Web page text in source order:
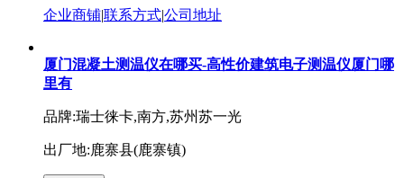
企业商铺|联系方式|公司地址
厦门混凝土测温仪在哪买-高性价建筑电子测温仪厦门哪
里有
品牌:瑞士徕卡,南方,苏州苏一光
出厂地:鹿寨县(鹿寨镇)